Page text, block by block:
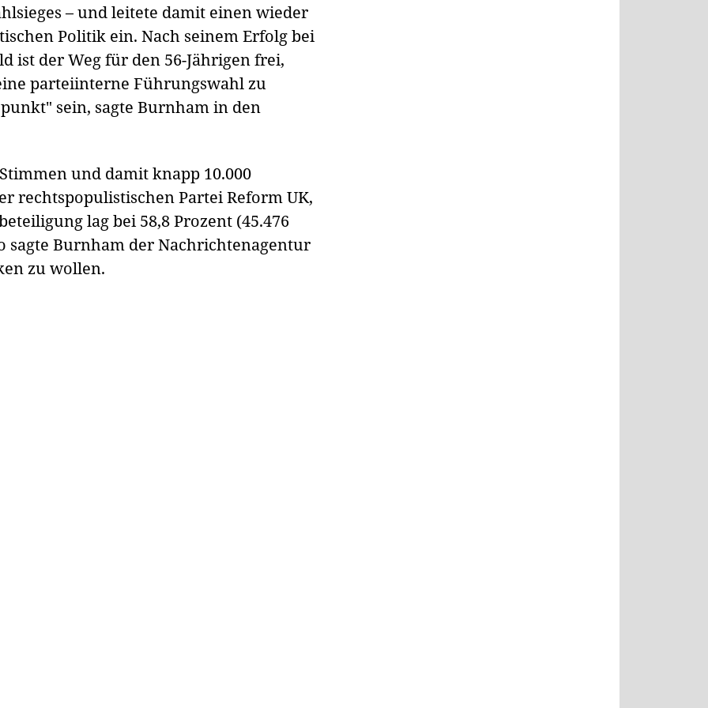
– und leitete damit einen wieder
Politik ein. Nach seinem Erfolg bei
ist der Weg für den 56-Jährigen frei,
parteiinterne Führungswahl zu
sein, sagte Burnham in den
und damit knapp 10.000
rechtspopulistischen Partei Reform UK,
lag bei 58,8 Prozent (45.476
sagte Burnham der Nachrichtenagentur
zu wollen.